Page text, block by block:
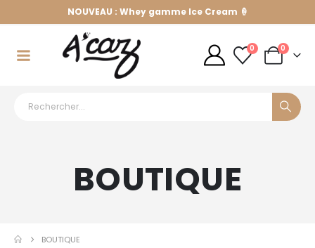
NOUVEAU : Whey gamme Ice Cream 🍦
0 0
BOUTIQUE
BOUTIQUE